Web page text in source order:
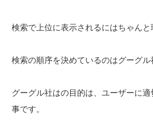
検索で上位に表示されるにはちゃんと
検索の順序を決めているのはグーグル
グーグル社はの目的は、ユーザーに
事です。